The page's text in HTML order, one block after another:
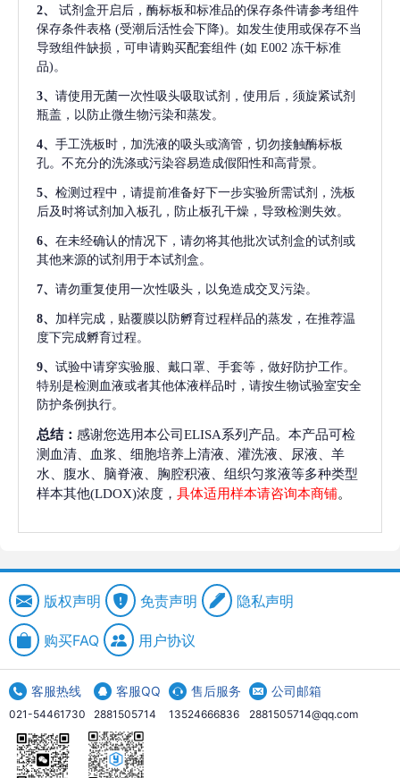
2、
试剂盒开启后，酶标板和标准品的保存条件请参考组件
保存条件表格 (受潮后活性会下降)。如发生使用或保存不当
导致组件缺损，可申请购买配套组件 (如 E002 冻干标准
品)。
3、 请使用无菌一次性吸头吸取试剂，使用后，须旋紧试剂
瓶盖，以防止微生物污染和蒸发。
4、 手工洗板时，加洗液的吸头或滴管，切勿接触酶标板
孔。不充分的洗涤或污染容易造成假阳性和高背景。
5、 检测过程中，请提前准备好下一步实验所需试剂，洗板
后及时将试剂加入板孔，防止板孔干燥，导致检测失效。
6、 在未经确认的情况下，请勿将其他批次试剂盒的试剂或
其他来源的试剂用于本试剂盒。
7、 请勿重复使用一次性吸头，以免造成交叉污染。
8、 加样完成，贴覆膜以防孵育过程样品的蒸发，在推荐温
度下完成孵育过程。
9、 试验中请穿实验服、戴口罩、手套等，做好防护工作。
特别是检测血液或者其他体液样品时，请按生物试验室安全
防护条例执行。
总结： 感谢您选用本公司ELISA系列产品。本产品可检
测血清、血浆、细胞培养上清液、灌洗液、尿液、羊
水、腹水、脑脊液、胸腔积液、组织匀浆液等多种类型
样本其他(LDOX)浓度， 具体适用样本请咨询本商铺。
版权声明 免责声明 隐私声明
购买FAQ 用户协议
客服热线
021-54461730
客服QQ
2881505714
售后服务
13524666836
公司邮箱
2881505714@qq.com